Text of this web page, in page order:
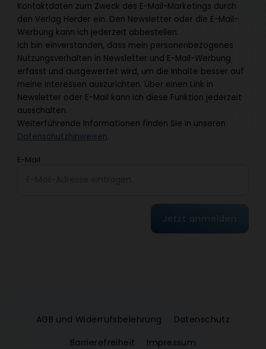
Kontaktdaten zum Zweck des E-Mail-Marketings durch
den Verlag Herder ein. Den Newsletter oder die E-Mail-
Werbung kann ich jederzeit abbestellen.
Ich bin einverstanden, dass mein personenbezogenes
Nutzungsverhalten in Newsletter und E-Mail-Werbung
erfasst und ausgewertet wird, um die Inhalte besser auf
meine Interessen auszurichten. Über einen Link in
Newsletter oder E-Mail kann ich diese Funktion jederzeit
ausschalten.
Weiterführende Informationen finden Sie in unseren
Datenschutzhinweisen.
E-Mail
Jetzt anmelden
AGB und Widerrufsbelehrung
Datenschutz
Barrierefreiheit
Impressum